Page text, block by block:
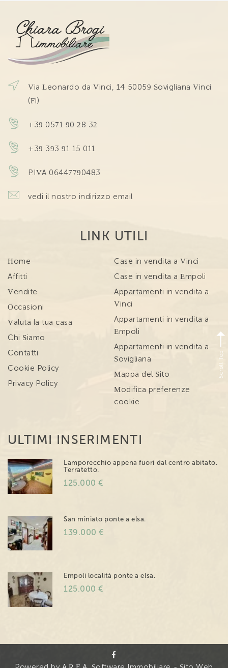
Via Leonardo da Vinci, 14 50059 Sovigliana Vinci
(FI)
+39 0571 90 28 32
+39 393 91 15 011
P.IVA 06447790483
vedi il nostro indirizzo email
LINK UTILI
Home
Affitti
Vendite
Occasioni
Valuta la tua casa
Chi Siamo
Contatti
Cookie Policy
Privacy Policy
Case in vendita a Vinci
Case in vendita a Empoli
Appartamenti in vendita a
Vinci
Appartamenti in vendita a
Empoli
Appartamenti in vendita a
Sovigliana
Mappa del Sito
Modifica preferenze
cookie
ULTIMI INSERIMENTI
Lamporecchio appena fuori dal centro abitato.
Terratetto.
125.000 €
San miniato ponte a elsa.
139.000 €
Empoli località ponte a elsa.
125.000 €
Scroll Top